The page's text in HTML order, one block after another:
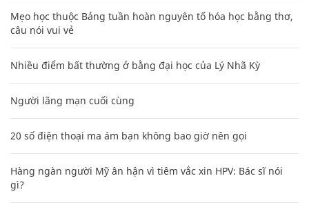
Mẹo học thuộc Bảng tuần hoàn nguyên tố hóa học bằng thơ,
câu nói vui vẻ
Nhiều điểm bất thường ở bằng đại học của Lý Nhã Kỳ
Người lãng mạn cuối cùng
20 số điện thoại ma ám bạn không bao giờ nên gọi
Hàng ngàn người Mỹ ân hận vì tiêm vắc xin HPV: Bác sĩ nói
gì?